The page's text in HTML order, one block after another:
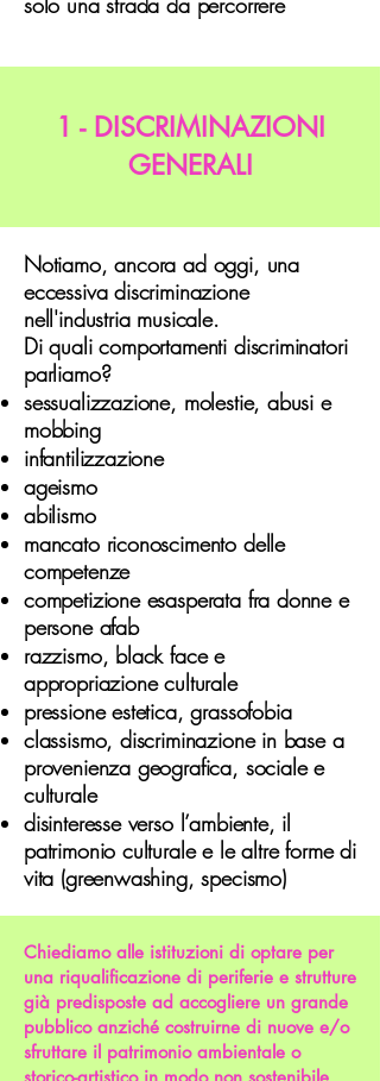
1 - DISCRIMINAZIONI
GENERALI
Notiamo, ancora ad oggi, una
eccessiva discriminazione
nell'industria musicale.
Di quali comportamenti discriminatori
parliamo?
sessualizzazione, molestie, abusi e
mobbing
infantilizzazione
ageismo
abilismo
mancato riconoscimento delle
competenze
competizione esasperata fra donne e
persone afab
razzismo, black face e
appropriazione culturale
pressione estetica, grassofobia
classismo, discriminazione in base a
provenienza geografica, sociale e
culturale
disinteresse verso l’ambiente, il
patrimonio culturale e le altre forme di
vita (greenwashing, specismo)
Chiediamo alle istituzioni di optare per
una riqualificazione di periferie e strutture
già predisposte ad accogliere un grande
pubblico anziché costruirne di nuove e/o
sfruttare il patrimonio ambientale o